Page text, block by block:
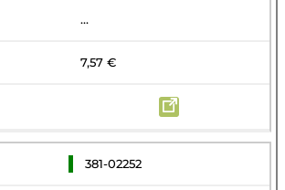
...
7,57 €
381-02252